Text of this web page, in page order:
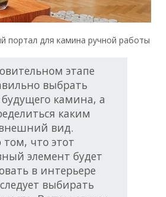
портал для камина ручной работы
этапе
выбрать
камина, а
каким
вид.
что этот
элемент будет
в интерьере
выбирать